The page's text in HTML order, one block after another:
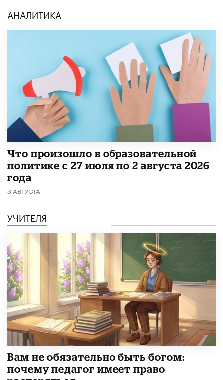
АНАЛИТИКА
​Что произошло в образовательной
политике с 27 июля по 2 августа 2026
года
3 АВГУСТА
УЧИТЕЛЯ
​Вам не обязательно быть богом:
почему педагог имеет право